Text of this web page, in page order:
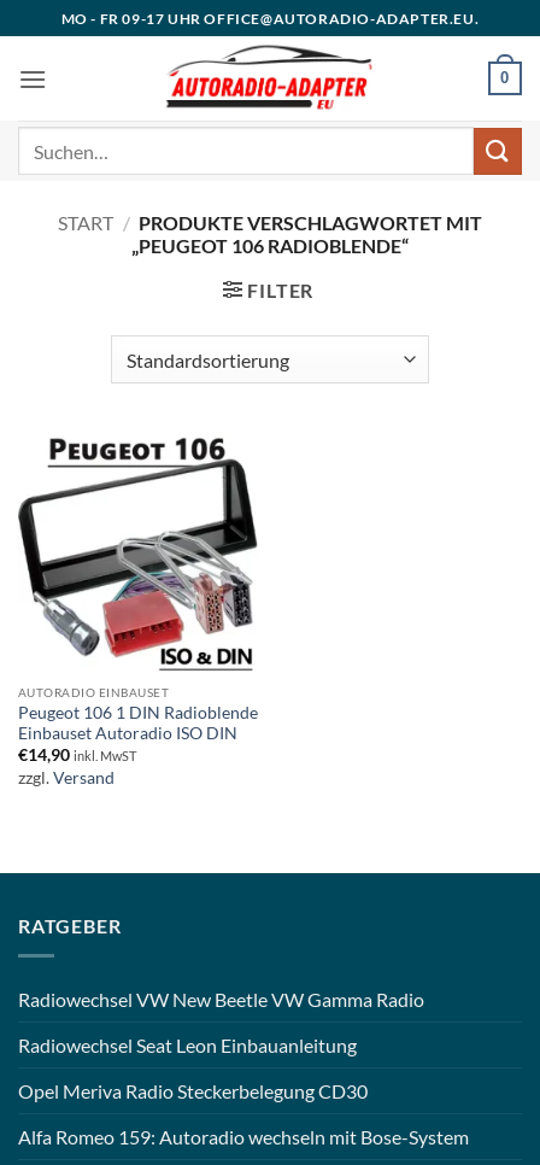
Inhalt
springen
MO - FR 09-17 UHR OFFICE@AUTORADIO-ADAPTER.EU.
0
START / PRODUKTE VERSCHLAGWORTET MIT
„PEUGEOT 106 RADIOBLENDE“
FILTER
AUTORADIO EINBAUSET
Peugeot 106 1 DIN Radioblende
Einbauset Autoradio ISO DIN
€14,90 inkl. MwST
zzgl.Versand
RATGEBER
Radiowechsel VW New Beetle VW Gamma Radio
Radiowechsel Seat Leon Einbauanleitung
Opel Meriva Radio Steckerbelegung CD30
Alfa Romeo 159: Autoradio wechseln mit Bose-System